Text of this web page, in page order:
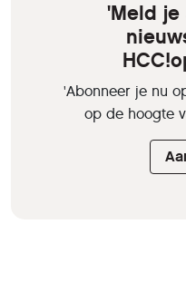
'Meld
'Abonneer je nu
op de hoogte